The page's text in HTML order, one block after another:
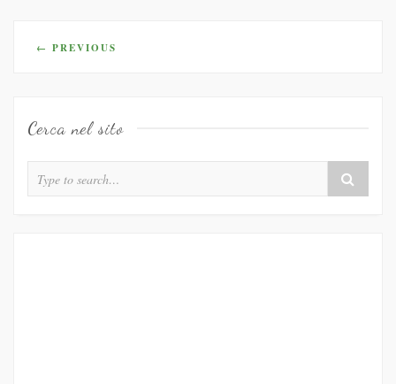
Posts
← PREVIOUS
Cerca nel sito